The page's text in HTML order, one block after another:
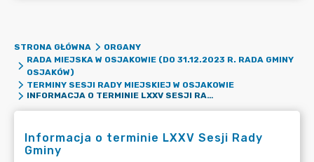
STRONA GŁÓWNA
ORGANY
RADA MIEJSKA W OSJAKOWIE (DO 31.12.2023 R. RADA GMINY
OSJAKÓW)
TERMINY SESJI RADY MIEJSKIEJ W OSJAKOWIE
INFORMACJA O TERMINIE LXXV SESJI RADY GMINY
Informacja o terminie LXXV Sesji Rady
Gminy